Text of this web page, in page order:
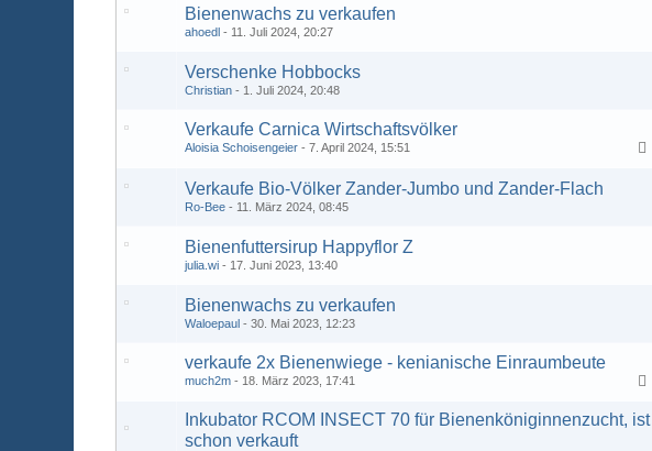
Bienenwachs zu verkaufen
ahoedl 11. Juli 2024, 20:27
Verschenke Hobbocks
Christian 1. Juli 2024, 20:48
Verkaufe Carnica Wirtschaftsvölker
Aloisia Schoisengeier 7. April 2024, 15:51
Verkaufe Bio-Völker Zander-Jumbo und Zander-Flach
Ro-Bee 11. März 2024, 08:45
Bienenfuttersirup Happyflor Z
julia.wi 17. Juni 2023, 13:40
Bienenwachs zu verkaufen
Waloepaul 30. Mai 2023, 12:23
verkaufe 2x Bienenwiege - kenianische Einraumbeute
much2m 18. März 2023, 17:41
Inkubator RCOM INSECT 70 für Bienenköniginnenzucht, ist
schon verkauft